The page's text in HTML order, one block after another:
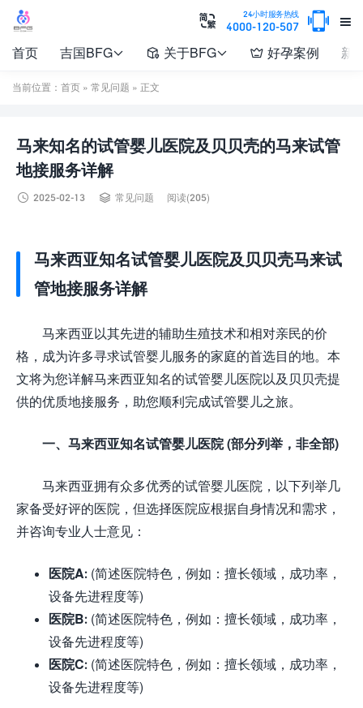

24小时服务热线
4000-120-507 

首页 吉国BFG  关于BFG  好孕案例 新
当前位置： 首页 » 常见问题 » 正文
马来知名的试管婴儿医院及贝贝壳的马来试管
地接服务详解
 2025-02-13  常见问题 阅读(205)
马来西亚知名试管婴儿医院及贝贝壳马来试
管地接服务详解
马来西亚以其先进的辅助生殖技术和相对亲民的价
格，成为许多寻求试管婴儿服务的家庭的首选目的地。本
文将为您详解马来西亚知名的试管婴儿医院以及贝贝壳提
供的优质地接服务，助您顺利完成试管婴儿之旅。
一、马来西亚知名试管婴儿医院 (部分列举，非全部)
马来西亚拥有众多优秀的试管婴儿医院，以下列举几
家备受好评的医院，但选择医院应根据自身情况和需求，
并咨询专业人士意见：
医院A: (简述医院特色，例如：擅长领域，成功率，
设备先进程度等)
医院B: (简述医院特色，例如：擅长领域，成功率，
设备先进程度等)
医院C: (简述医院特色，例如：擅长领域，成功率，
设备先进程度等)